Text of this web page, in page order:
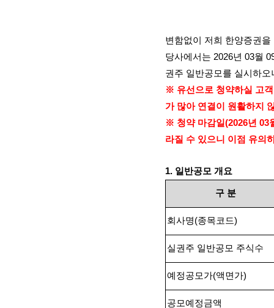
변함없이 저희 한양증권
당사에서는 2026년 03월
권주 일반공모를 실시하오
※ 유선으로 청약하실 고
가 많아 연결이 원활하지
※ 청약 마감일(2026년 03
라질 수 있으니 이점 유의
1. 일반공모 개요
구 분
회사명(종목코드)
실권주 일반공모 주식수
예정공모가(액면가)
공모예정금액